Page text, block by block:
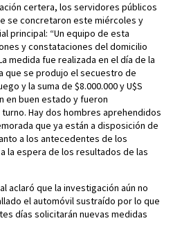
certera, los servidores públicos
se concretaron este miércoles y
principal: “Un equipo de esta
y constataciones del domicilio
medida fue realizada en el día de la
que se produjo el secuestro de
y la suma de $8.000.000 y U$S
en buen estado y fueron
Hay dos hombres aprehendidos
que ya están a disposición de
a los antecedentes de los
la espera de los resultados de las
aclaró que la investigación aún no
el automóvil sustraído por lo que
días solicitarán nuevas medidas